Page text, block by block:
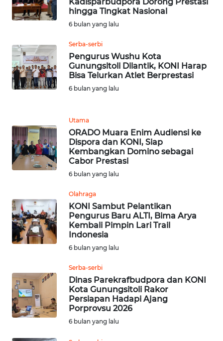
hingga Tingkat Nasional
6 bulan yang lalu
Serba-serbi
Pengurus Wushu Kota
Gunungsitoli Dilantik, KONI Harap
Bisa Telurkan Atlet Berprestasi
6 bulan yang lalu
Utama
ORADO Muara Enim Audiensi ke
Dispora dan KONI, Siap
Kembangkan Domino sebagai
Cabor Prestasi
6 bulan yang lalu
Olahraga
KONI Sambut Pelantikan
Pengurus Baru ALTI, Bima Arya
Kembali Pimpin Lari Trail
Indonesia
6 bulan yang lalu
Serba-serbi
Dinas Parekrafbudpora dan KONI
Kota Gunungsitoli Rakor
Persiapan Hadapi Ajang
Porprovsu 2026
6 bulan yang lalu
WN
SUMSEL
BENGKULU
WN
LAMPUNG
JATENG
WN
NUSANTARA
JOGJA
WN
JATIM
BALI
WN
KALBAR